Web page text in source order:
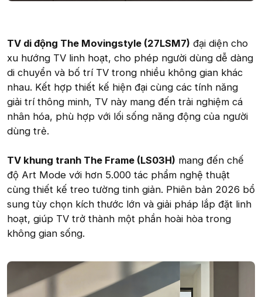
TV di động The Movingstyle (27LSM7) đại diện cho
xu hướng TV linh hoạt, cho phép người dùng dễ dàng
di chuyển và bố trí TV trong nhiều không gian khác
nhau. Kết hợp thiết kế hiện đại cùng các tính năng
giải trí thông minh, TV này mang đến trải nghiệm cá
nhân hóa, phù hợp với lối sống năng động của người
dùng trẻ.
TV khung tranh The Frame (LS03H) mang đến chế
độ Art Mode với hơn 5.000 tác phẩm nghệ thuật
cùng thiết kế treo tường tinh giản. Phiên bản 2026 bổ
sung tùy chọn kích thước lớn và giải pháp lắp đặt linh
hoạt, giúp TV trở thành một phần hoài hòa trong
không gian sống.